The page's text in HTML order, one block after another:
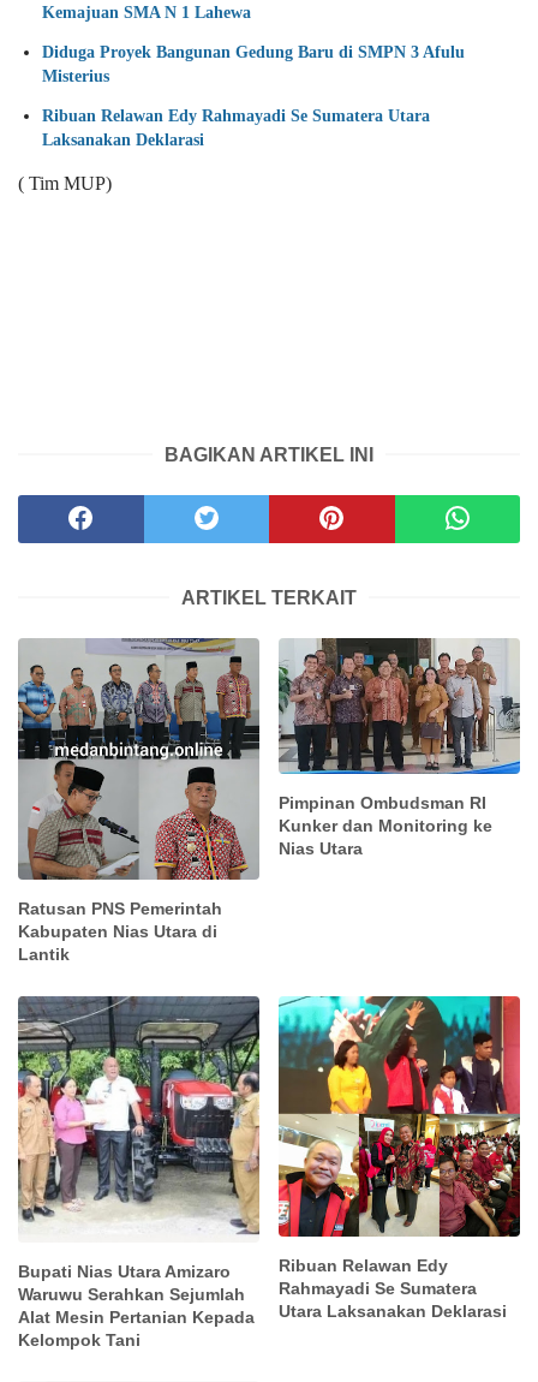
Kemajuan SMA N 1 Lahewa
Diduga Proyek Bangunan Gedung Baru di SMPN 3 Afulu
Misterius
Ribuan Relawan Edy Rahmayadi Se Sumatera Utara
Laksanakan Deklarasi
( Tim MUP)
BAGIKAN ARTIKEL INI
ARTIKEL TERKAIT
Ratusan PNS Pemerintah
Kabupaten Nias Utara di
Lantik
Pimpinan Ombudsman RI
Kunker dan Monitoring ke
Nias Utara
Bupati Nias Utara Amizaro
Waruwu Serahkan Sejumlah
Alat Mesin Pertanian Kepada
Kelompok Tani
Ribuan Relawan Edy
Rahmayadi Se Sumatera
Utara Laksanakan Deklarasi